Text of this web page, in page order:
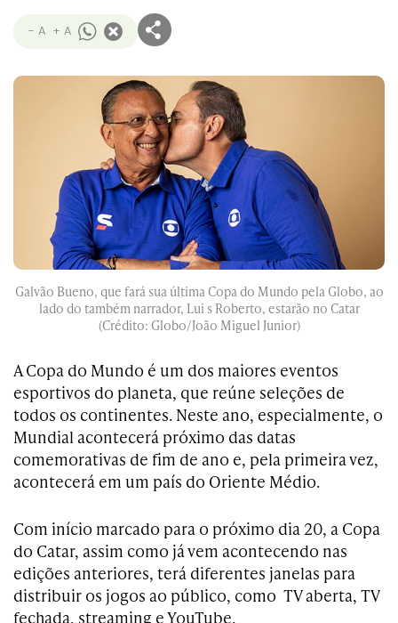
- A + A
Galvão Bueno, que fará sua última Copa do Mundo pela Globo, ao
lado do também narrador, Lui s Roberto, estarão no Catar
(Crédito: Globo/João Miguel Junior)
A Copa do Mundo é um dos maiores eventos
esportivos do planeta, que reúne seleções de
todos os continentes. Neste ano, especialmente, o
Mundial acontecerá próximo das datas
comemorativas de fim de ano e, pela primeira vez,
acontecerá em um país do Oriente Médio.
Com início marcado para o próximo dia 20, a Copa
do Catar, assim como já vem acontecendo nas
edições anteriores, terá diferentes janelas para
distribuir os jogos ao público, como TV aberta, TV
fechada, streaming e YouTube.